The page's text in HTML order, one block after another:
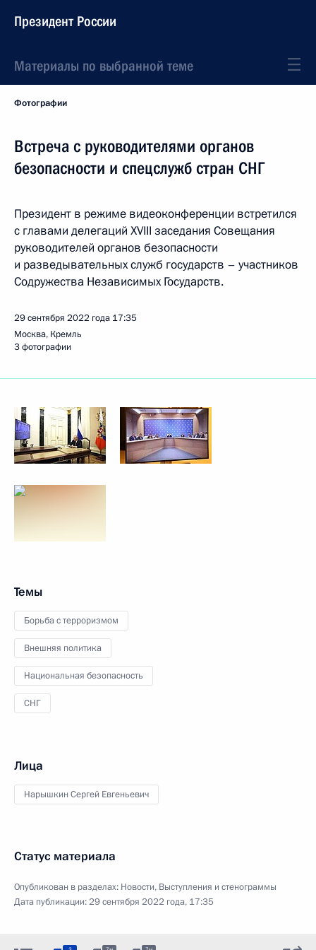
Президент России
Материалы по выбранной теме
Фотографии
Встреча с руководителями органов
безопасности и спецслужб стран СНГ
Президент в режиме видеоконференции встретился
с главами делегаций XVIII заседания Совещания
руководителей органов безопасности
и разведывательных служб государств – участников
Содружества Независимых Государств.
29 сентября 2022 года 17:35
Москва, Кремль
3 фотографии
Темы
Борьба с терроризмом
Внешняя политика
Национальная безопасность
СНГ
Лица
Нарышкин Сергей Евгеньевич
Статус материала
Опубликован в разделах: Новости, Выступления и стенограммы
Дата публикации:29 сентября 2022 года, 17:35